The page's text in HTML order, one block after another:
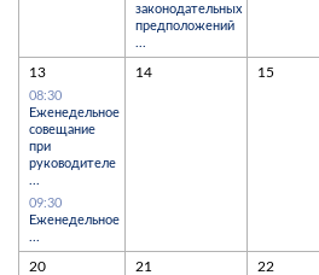
законодательных
предположений
13
08:30
Еженедельное
совещание
при
руководителе
09:30
Еженедельное
14 15
20 21 22